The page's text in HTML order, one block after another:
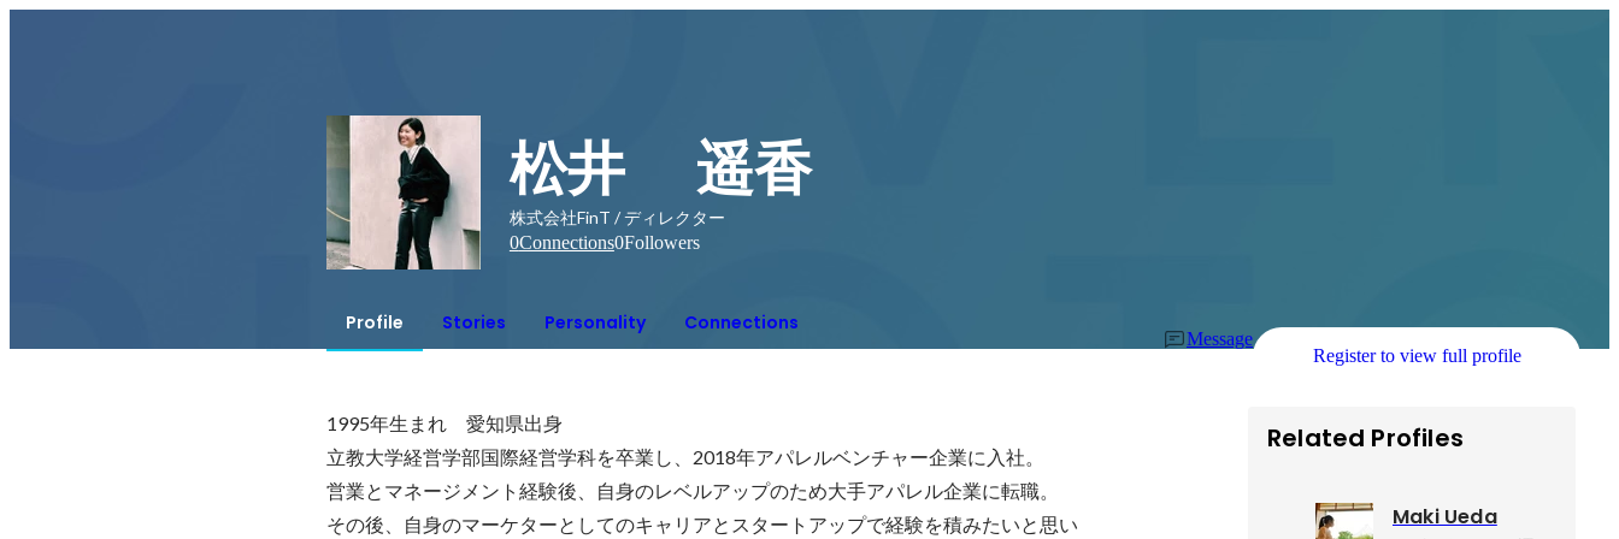
松井 遥香
株式会社FinT / ディレクター
0Connections0Followers
Profile Stories Personality Connections
Message
Register to view full profile
1995年生まれ　愛知県出身
立教大学経営学部国際経営学科を卒業し、2018年アパレルベンチャー企業に入社。
営業とマネージメント経験後、自身のレベルアップのため大手アパレル企業に転職。
その後、自身のマーケターとしてのキャリアとスタートアップで経験を積みたいと思い
Related Profiles
Maki Ueda